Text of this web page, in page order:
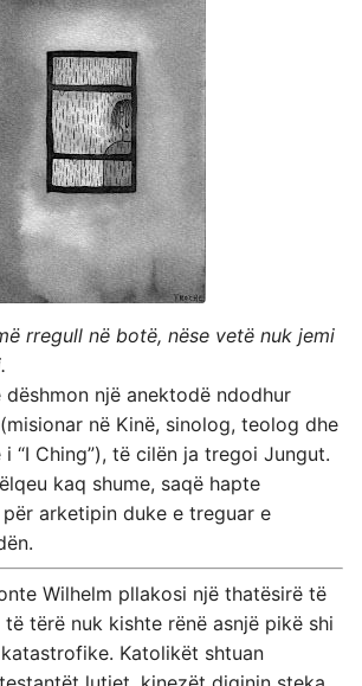
rregull në botë, nëse vetë nuk jemi
një anektodë ndodhur
(misionar në Kinë, sinolog, teolog dhe
“I Ching”), të cilën ja tregoi Jungut.
kaq shume, saqë hapte
arketipin duke e treguar e
Wilhelm pllakosi një thatësirë të
të tërë nuk kishte rënë asnjë pikë shi
Katolikët shtuan